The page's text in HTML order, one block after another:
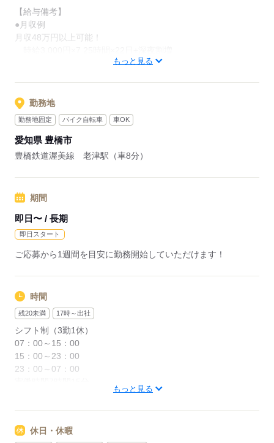
【給与備考】
●月収例
月収48万円以上可能！
もっと見る
勤務地
勤務地固定 バイク自転車 車OK
愛知県 豊橋市
豊橋鉄道渥美線 老津駅（車8分）
期間
即日〜 / 長期
即日スタート
ご応募から1週間を目安に勤務開始していただけます！
時間
残20未満 17時～出社
シフト制（3勤1休）
07：00～15：00
15：00～23：00
23：00～07：00
もっと見る
休日・休暇